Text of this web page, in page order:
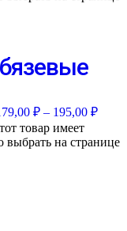
₽ – 195,00 ₽
товар имеет
на странице